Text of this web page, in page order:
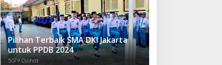
Pilihan Terbaik SMA DKI Jakarta
untuk PPDB 2024
5079 Dilihat